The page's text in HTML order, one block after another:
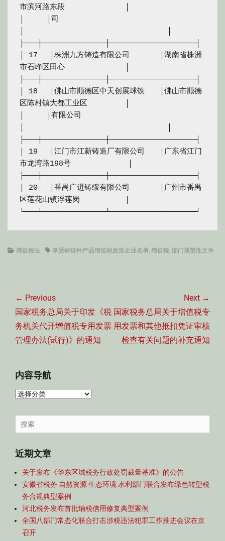
市滨河路东段　　　　　　　　│
│　　　│司
├───┼──────────────┼───────────────────┤
│ 17　 │株洲九方铸造有限公司　　　　│湖南省株洲
市石峰区田心　　　　　　　　│
├───┼──────────────┼───────────────────┤
│ 18　 │佛山市顺德区中天创展球铁　　│佛山市顺德
区陈村镇大都工业区　　　　　│
│　　　│有限公司
├───┼──────────────┼───────────────────┤
│ 19　 │江门市江新铸造厂有限公司　　│广东省江门
市龙湾路198号　　　　　　　 │
├───┼──────────────┼───────────────────┤
│ 20　 │番禺广进铸缎有限公司　　　　│广州市番禺
区莲花山镇浮莲岗　　　　　　│
Categories
增值税法 Tags享受铸锻件产品增值税政策企业名单, 增值税, 部门规范性文件
章
导
航
← Previous
Previous
post:
国家税务总局关于印发《税
务机关代开增值税专用发票
管理办法(试行)》的通知
Next →
Next
post:
国家税务总局关于增值税专
用发票和其他抵扣凭证审核
检查有关问题的补充通知
内容导航
内
导
航
Search
for:
近期文章
关于发布《华东区域税务行政处罚裁量基准》的公告
安徽省税务 自然资源 生态环境 水利部门联合发布绿色转型税
务合规典型案例
河北税务发布首批纳税信用修复典型案例
全国八部门常态化联合打击涉税违法犯罪工作推进会议在京
召开